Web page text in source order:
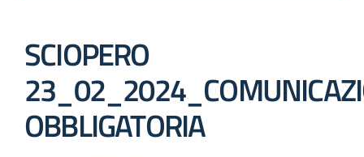
SCIOPERO
OBBLIGATORIA